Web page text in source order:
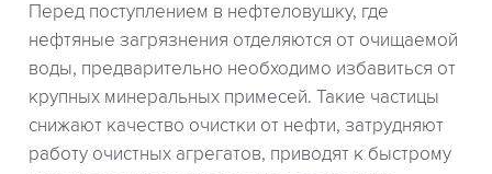
Перед поступлением в нефтеловушку, где
нефтяные загрязнения отделяются от очищаемой
воды, предварительно необходимо избавиться от
крупных минеральных примесей. Такие частицы
снижают качество очистки от нефти, затрудняют
работу очистных агрегатов, приводят к быстрому